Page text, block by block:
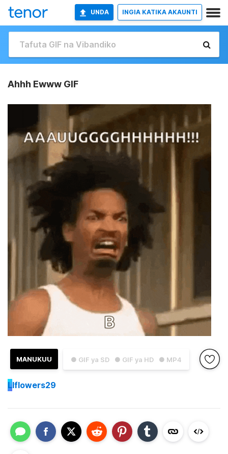
UNDA INGIA KATIKA AKAUNTI
Ahhh Ewww GIF
● GIF ya SD ● GIF ya HD ● MP4
MANUKUU
Llflowers29